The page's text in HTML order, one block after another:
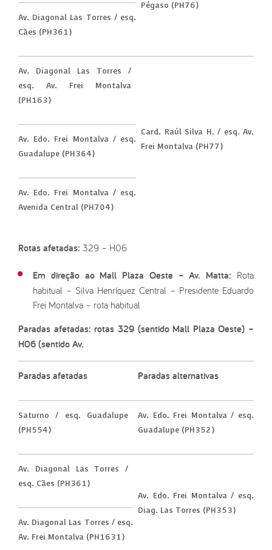
Pégaso (PH76)
Av. Diagonal Las Torres / esq.
Cães (PH361)
Av. Diagonal Las Torres /
esq. Av. Frei Montalva
(PH163)
Card. Raúl Silva H. / esq. Av.
Frei Montalva (PH77)
Av. Edo. Frei Montalva / esq.
Guadalupe (PH364)
Av. Edo. Frei Montalva / esq.
Avenida Central (PH704)
Rotas afetadas: 329 – H06
Em direção ao Mall Plaza Oeste – Av. Matta: Rota
habitual – Silva Henríquez Central – Presidente Eduardo
Frei Montalva – rota habitual
Paradas afetadas: rotas 329 (sentido Mall Plaza Oeste) –
H06 (sentido Av.
Paradas afetadas Paradas alternativas
Saturno / esq. Guadalupe
(PH554)
Av. Edo. Frei Montalva / esq.
Guadalupe (PH352)
Av. Diagonal Las Torres /
esq. Cães (PH361)
Av. Edo. Frei Montalva / esq.
Diag. Las Torres (PH353)
Av. Diagonal Las Torres / esq.
Av. Frei Montalva (PH1631)